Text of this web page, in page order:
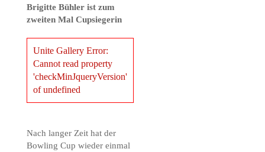
Brigitte Bühler ist zum
zweiten Mal Cupsiegerin
Unite Gallery Error:
Cannot read property
'checkMinJqueryVersion'
of undefined
Nach langer Zeit hat der
Bowling Cup wieder einmal